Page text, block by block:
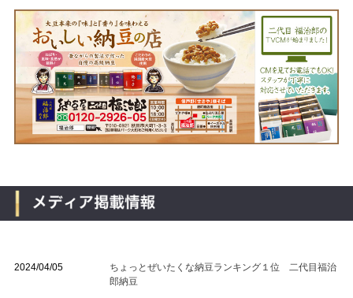
2024/04/05
ちょっとぜいたくな納豆ランキング１位 二代目福治
郎納豆